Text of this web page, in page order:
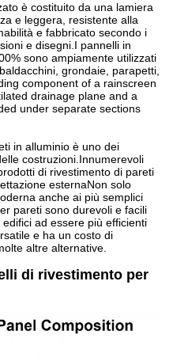
è costituito da una lamiera
e leggera, resistente alla
e fabbricato secondo i
e disegni.I pannelli in
sono ampiamente utilizzati
grondaie, parapetti,
component of a rainscreen
drainage plane and a
under separate sections
in alluminio è uno dei
costruzioni.Innumerevoli
di rivestimento di pareti
esternaNon solo
anche ai più semplici
pareti sono durevoli e facili
ad essere più efficienti
e ha un costo di
altre alternative.
di rivestimento per